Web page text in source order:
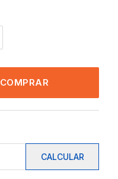
COMPRAR
CALCULAR